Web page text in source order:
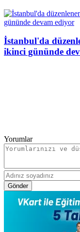
İstanbul'da
ikinci gününde
Yorumlar
Gönder